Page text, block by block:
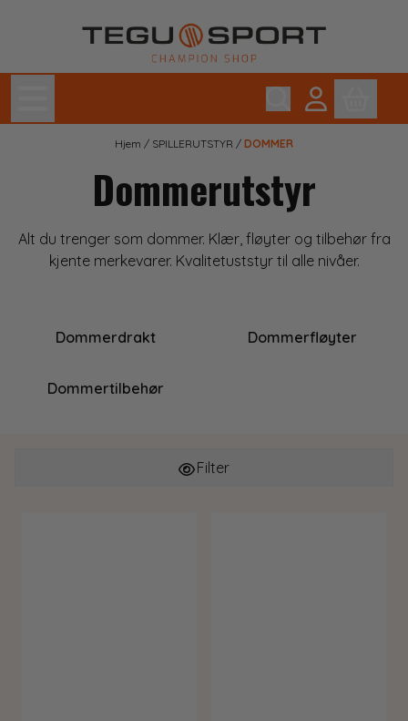
Hopp til innhold
Hjem / SPILLERUTSTYR / DOMMER
Dommerutstyr
Alt du trenger som dommer. Klær, fløyter og tilbehør fra
kjente merkevarer. Kvalitetuststyr til alle nivåer.
Dommerdrakt Dommerfløyter
Dommertilbehør
Filter